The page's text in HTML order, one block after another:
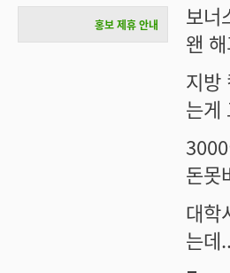
보너
왠
지방
는게
돈못
대학
는데
홍보 제휴 안내